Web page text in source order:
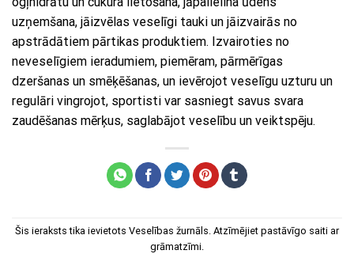
uzņemšana, jāizvēlas veselīgi tauki un jāizvairās no
apstrādātiem pārtikas produktiem. Izvairoties no
neveselīgiem ieradumiem, piemēram, pārmērīgas
dzeršanas un smēķēšanas, un ievērojot veselīgu uzturu un
regulāri vingrojot, sportisti var sasniegt savus svara
zaudēšanas mērķus, saglabājot veselību un veiktspēju.
Šis ieraksts tika ievietots Veselības žurnāls. Atzīmējiet pastāvīgo saiti ar
grāmatzīmi.